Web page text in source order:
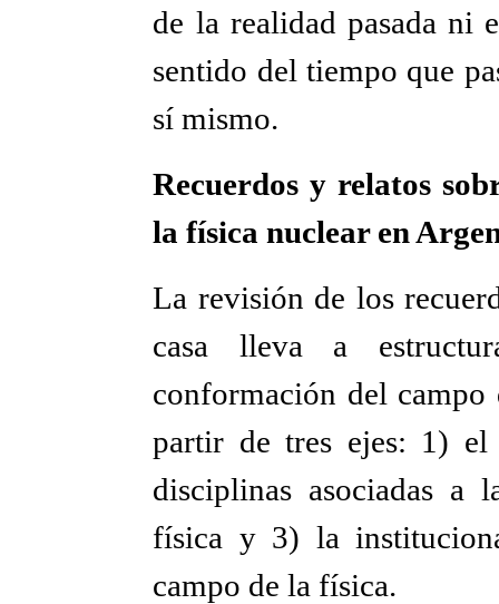
de la realidad pasada ni
sentido del tiempo que
sí mismo.
Recuerdos y relatos
la física nuclear en
La revisión de los
casa lleva a
conformación del
partir de tres ejes: 1)
disciplinas asociadas a
física y 3) la
campo de la física.